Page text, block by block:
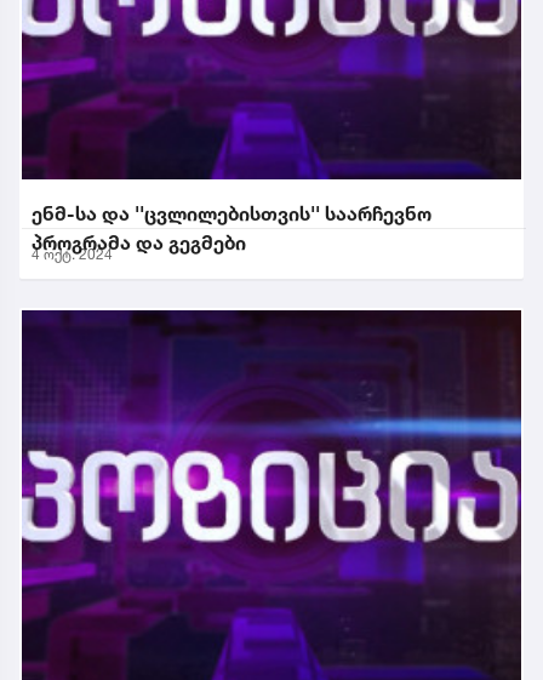
ენმ-სა და ''ცვლილებისთვის'' საარჩევნო
პროგრამა და გეგმები
4 ოქტ. 2024